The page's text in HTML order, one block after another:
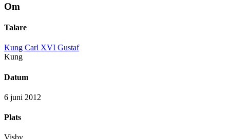
Om
Talare
Kung Carl XVI Gustaf
Kung
Datum
6 juni 2012
Plats